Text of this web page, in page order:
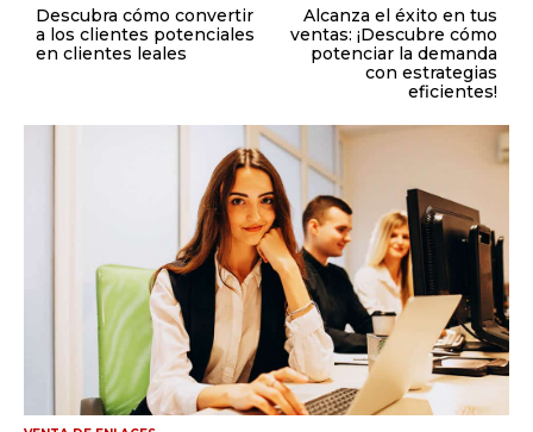
Descubra cómo convertir
a los clientes potenciales
en clientes leales
Alcanza el éxito en tus
ventas: ¡Descubre cómo
potenciar la demanda
con estrategias
eficientes!